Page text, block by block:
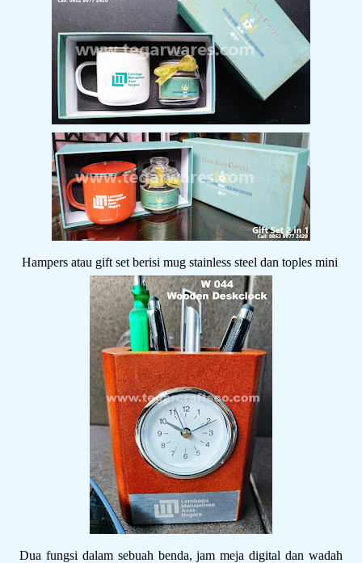
Hampers atau gift set berisi mug stainless steel dan toples mini
Dua fungsi dalam sebuah benda, jam meja digital dan wadah